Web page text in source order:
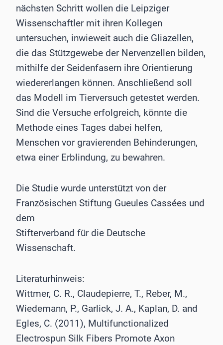
nächsten Schritt wollen die Leipziger
Wissenschaftler mit ihren Kollegen
untersuchen, inwieweit auch die Gliazellen,
die das Stützgewebe der Nervenzellen bilden,
mithilfe der Seidenfasern ihre Orientierung
wiedererlangen können. Anschließend soll
das Modell im Tierversuch getestet werden.
Sind die Versuche erfolgreich, könnte die
Methode eines Tages dabei helfen,
Menschen vor gravierenden Behinderungen,
etwa einer Erblindung, zu bewahren.
Die Studie wurde unterstützt von der
Französischen Stiftung Gueules Cassées und
dem
Stifterverband für die Deutsche
Wissenschaft.
Literaturhinweis:
Wittmer, C. R., Claudepierre, T., Reber, M.,
Wiedemann, P., Garlick, J. A., Kaplan, D. and
Egles, C. (2011), Multifunctionalized
Electrospun Silk Fibers Promote Axon